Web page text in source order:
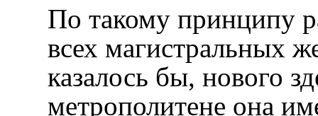
По такому принципу
всех магистральных
казалось бы, нового
метрополитене она